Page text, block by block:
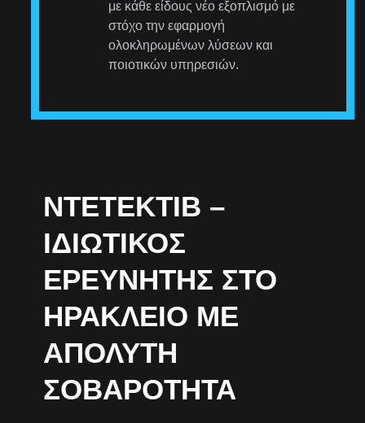
με κάθε είδους νέο εξοπλισμό με
στόχο την εφαρμογή
ολοκληρωμένων λύσεων και
ποιοτικών υπηρεσιών.
ΝΤΕΤΈΚΤΙΒ –
ΙΔΙΩΤΙΚΌΣ
ΕΡΕΥΝΗΤΉΣ ΣΤΟ
ΗΡΆΚΛΕΙΟ ΜΕ
ΑΠΌΛΥΤΗ
ΣΟΒΑΡΌΤΗΤΑ